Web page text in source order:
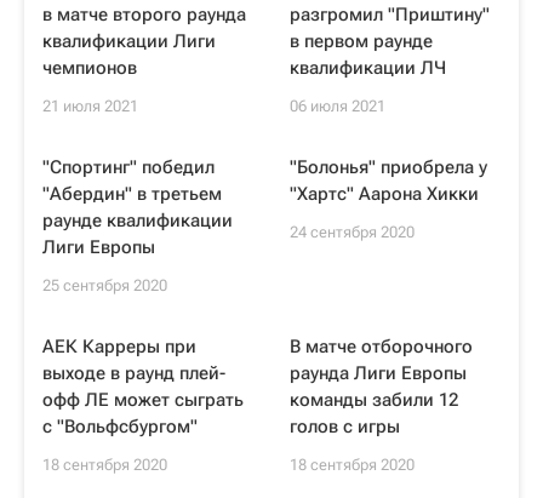
в матче второго раунда
квалификации Лиги
чемпионов
21 июля 2021
разгромил "Приштину"
в первом раунде
квалификации ЛЧ
06 июля 2021
"Спортинг" победил
"Абердин" в третьем
раунде квалификации
Лиги Европы
25 сентября 2020
"Болонья" приобрела у
"Хартс" Аарона Хикки
24 сентября 2020
АЕК Карреры при
выходе в раунд плей-
офф ЛЕ может сыграть
с "Вольфсбургом"
18 сентября 2020
В матче отборочного
раунда Лиги Европы
команды забили 12
голов с игры
18 сентября 2020